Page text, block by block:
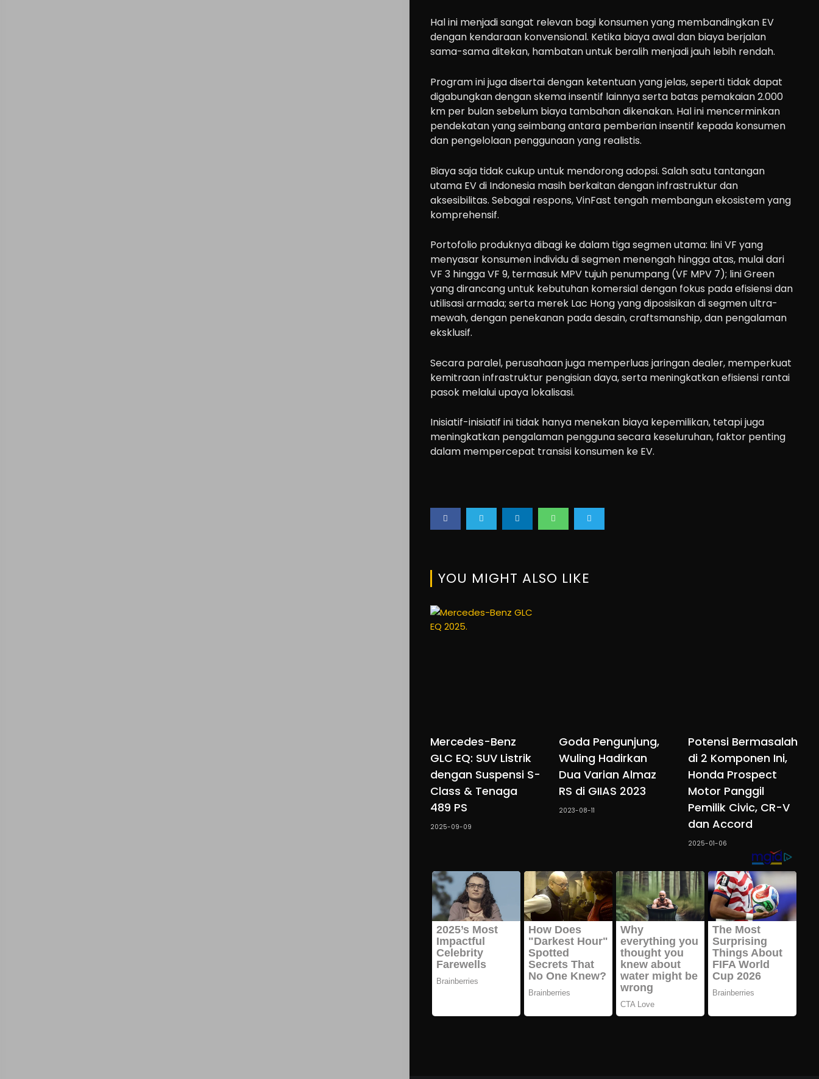
Community
Accessories
About
us
Search
Hal ini menjadi sangat relevan bagi konsumen yang membandingkan EV
dengan kendaraan konvensional. Ketika biaya awal dan biaya berjalan
sama-sama ditekan, hambatan untuk beralih menjadi jauh lebih rendah.
Program ini juga disertai dengan ketentuan yang jelas, seperti tidak dapat
digabungkan dengan skema insentif lainnya serta batas pemakaian 2.000
km per bulan sebelum biaya tambahan dikenakan. Hal ini mencerminkan
pendekatan yang seimbang antara pemberian insentif kepada konsumen
dan pengelolaan penggunaan yang realistis.
Biaya saja tidak cukup untuk mendorong adopsi. Salah satu tantangan
utama EV di Indonesia masih berkaitan dengan infrastruktur dan
aksesibilitas. Sebagai respons, VinFast tengah membangun ekosistem yang
komprehensif.
Portofolio produknya dibagi ke dalam tiga segmen utama: lini VF yang
menyasar konsumen individu di segmen menengah hingga atas, mulai dari
VF 3 hingga VF 9, termasuk MPV tujuh penumpang (VF MPV 7); lini Green
yang dirancang untuk kebutuhan komersial dengan fokus pada efisiensi dan
utilisasi armada; serta merek Lac Hong yang diposisikan di segmen ultra-
mewah, dengan penekanan pada desain, craftsmanship, dan pengalaman
eksklusif.
Secara paralel, perusahaan juga memperluas jaringan dealer, memperkuat
kemitraan infrastruktur pengisian daya, serta meningkatkan efisiensi rantai
pasok melalui upaya lokalisasi.
Inisiatif-inisiatif ini tidak hanya menekan biaya kepemilikan, tetapi juga
meningkatkan pengalaman pengguna secara keseluruhan, faktor penting
dalam mempercepat transisi konsumen ke EV.
YOU MIGHT ALSO LIKE
Mercedes-Benz
GLC EQ: SUV Listrik
dengan Suspensi S-
Class & Tenaga
489 PS
2025-09-09
Goda Pengunjung,
Wuling Hadirkan
Dua Varian Almaz
RS di GIIAS 2023
2023-08-11
Potensi Bermasalah
di 2 Komponen Ini,
Honda Prospect
Motor Panggil
Pemilik Civic, CR-V
dan Accord
2025-01-06